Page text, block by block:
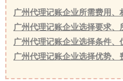
广州代理记账企业所需费用、
广州代理记账企业选择要求、
广州代理记账企业选择条件、
广州代理记账企业选择优势、